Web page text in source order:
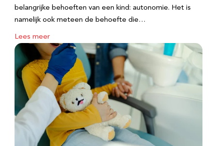
belangrijke behoeften van een kind: autonomie. Het is
namelijk ook meteen de behoefte die…
Lees meer